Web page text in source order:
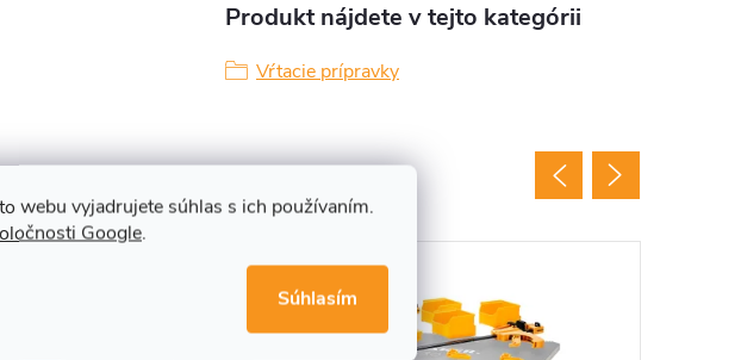
webu vyjadrujete súhlas s ich používaním.
Google.
Súhlasím
Produkt nájdete v tejto kategórii
Vŕtacie prípravky